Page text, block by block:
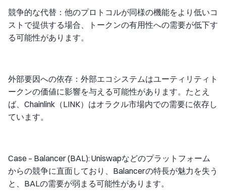
競争的な代替：他のプロトコルが同様の機能をより低いコ
ストで提供する場合、トークンの有用性への需要が低下す
る可能性があります。
外部要因への依存：外部エコシステムはユーティリティト
ークンの価値に影響を与える可能性があります。たとえ
ば、Chainlink（LINK）はオラクル市場内での需要に依存し
ています。
Case – Balancer (BAL): Uniswapなどのプラットフォーム
からの競争に直面しており、Balancerの特長が魅力を失う
と、BALの需要が弱まる可能性があります。